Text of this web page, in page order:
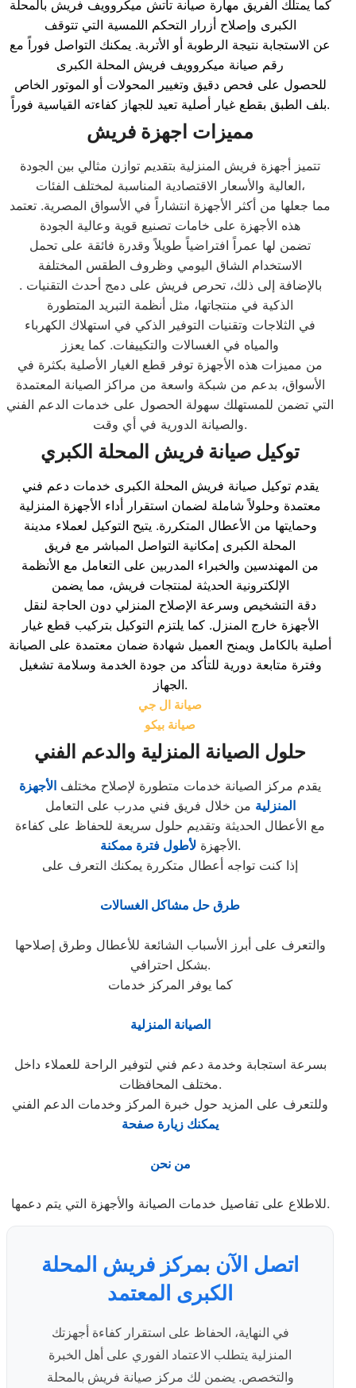
كما يمتلك الفريق مهارة صيانة تاتش ميكروويف فريش بالمحلة
الكبرى وإصلاح أزرار التحكم اللمسية التي تتوقف
عن الاستجابة نتيجة الرطوبة أو الأتربة. يمكنك التواصل فوراً مع
رقم صيانة ميكروويف فريش المحلة الكبرى
للحصول على فحص دقيق وتغيير المحولات أو الموتور الخاص
بلف الطبق بقطع غيار أصلية تعيد للجهاز كفاءته القياسية فوراً.
مميزات اجهزة فريش
تتميز أجهزة فريش المنزلية بتقديم توازن مثالي بين الجودة
العالية والأسعار الاقتصادية المناسبة لمختلف الفئات،
مما جعلها من أكثر الأجهزة انتشاراً في الأسواق المصرية. تعتمد
هذه الأجهزة على خامات تصنيع قوية وعالية الجودة
تضمن لها عمراً افتراضياً طويلاً وقدرة فائقة على تحمل
الاستخدام الشاق اليومي وظروف الطقس المختلفة
. بالإضافة إلى ذلك، تحرص فريش على دمج أحدث التقنيات
الذكية في منتجاتها، مثل أنظمة التبريد المتطورة
في الثلاجات وتقنيات التوفير الذكي في استهلاك الكهرباء
والمياه في الغسالات والتكييفات. كما يعزز
من مميزات هذه الأجهزة توفر قطع الغيار الأصلية بكثرة في
الأسواق، بدعم من شبكة واسعة من مراكز الصيانة المعتمدة
التي تضمن للمستهلك سهولة الحصول على خدمات الدعم الفني
والصيانة الدورية في أي وقت.
توكيل صيانة فريش المحلة الكبري
يقدم توكيل صيانة فريش المحلة الكبرى خدمات دعم فني
معتمدة وحلولاً شاملة لضمان استقرار أداء الأجهزة المنزلية
وحمايتها من الأعطال المتكررة. يتيح التوكيل لعملاء مدينة
المحلة الكبرى إمكانية التواصل المباشر مع فريق
من المهندسين والخبراء المدربين على التعامل مع الأنظمة
الإلكترونية الحديثة لمنتجات فريش، مما يضمن
دقة التشخيص وسرعة الإصلاح المنزلي دون الحاجة لنقل
الأجهزة خارج المنزل. كما يلتزم التوكيل بتركيب قطع غيار
أصلية بالكامل ويمنح العميل شهادة ضمان معتمدة على الصيانة
وفترة متابعة دورية للتأكد من جودة الخدمة وسلامة تشغيل
الجهاز.
صيانة ال جي
صيانة بيكو
حلول الصيانة المنزلية والدعم الفني
يقدم مركز الصيانة خدمات متطورة لإصلاح مختلف الأجهزة
المنزلية من خلال فريق فني مدرب على التعامل
مع الأعطال الحديثة وتقديم حلول سريعة للحفاظ على كفاءة
الأجهزةلأطول فترة ممكنة
.
إذا كنت تواجه أعطال متكررة يمكنك التعرف على
طرق حل مشاكل الغسالات
والتعرف على أبرز الأسباب الشائعة للأعطال وطرق إصلاحها
بشكل احترافي.
كما يوفر المركز خدمات
الصيانة المنزلية
بسرعة استجابة وخدمة دعم فني لتوفير الراحة للعملاء داخل
مختلف المحافظات.
وللتعرف على المزيد حول خبرة المركز وخدمات الدعم الفني
يمكنك زيارة صفحة
من نحن
للاطلاع على تفاصيل خدمات الصيانة والأجهزة التي يتم دعمها.
اتصل الآن بمركز فريش المحلة
الكبرى المعتمد
في النهاية، الحفاظ على استقرار كفاءة أجهزتك
المنزلية يتطلب الاعتماد الفوري على أهل الخبرة
والتخصص. يضمن لك مركز صيانة فريش بالمحلة